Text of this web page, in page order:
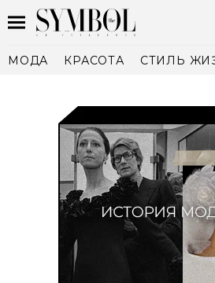
МОДА КРАСОТА СТИЛЬ